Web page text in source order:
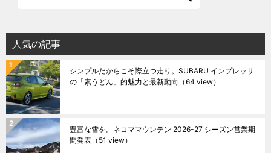
人気の記事
シンプルだからこそ際立つ走り。SUBARU インプレッサ
の「素うどん」的魅力と最新動向 （64 view）
豊富な雪を。ネコママウンテン 2026-27 シーズン営業期
間発表 （51 view）